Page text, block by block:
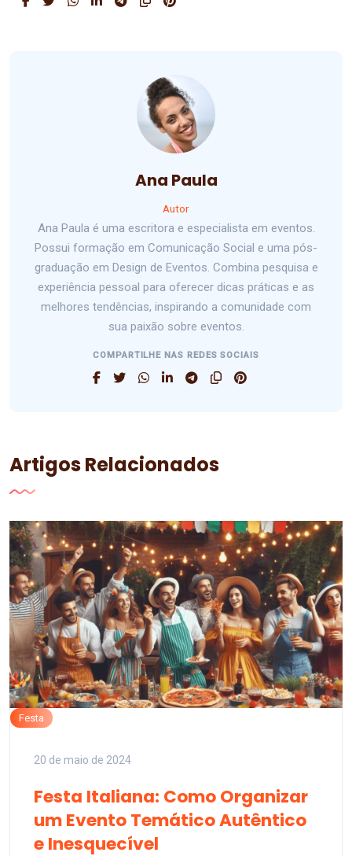
Ana Paula
Autor
Ana Paula é uma escritora e especialista em eventos.
Possui formação em Comunicação Social e uma pós-
graduação em Design de Eventos. Combina pesquisa e
experiência pessoal para oferecer dicas práticas e as
melhores tendências, inspirando a comunidade com
sua paixão sobre eventos.
COMPARTILHE NAS REDES SOCIAIS
Artigos Relacionados
Festa
20 de maio de 2024
Festa Italiana: Como Organizar
um Evento Temático Autêntico
e Inesquecível